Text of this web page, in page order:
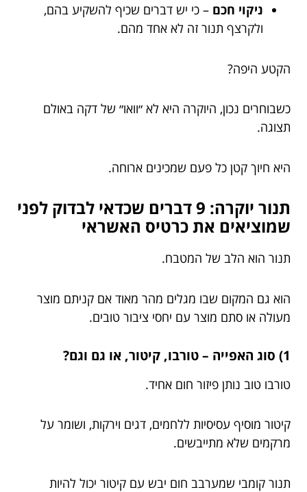
ניקוי חכם – כי יש דברים שכיף להשקיע בהם,
ולקרצף תנור זה לא אחד מהם.
הקטע היפה?
כשבוחרים נכון, היוקרה היא לא ״וואו״ של דקה באולם
תצוגה.
היא חיוך קטן כל פעם שמכינים ארוחה.
תנור יוקרה: 9 דברים שכדאי לבדוק לפני
שמוציאים את כרטיס האשראי
תנור הוא הלב של המטבח.
הוא גם המקום שבו מגלים מהר מאוד אם קניתם מוצר
מעולה או סתם מוצר עם יחסי ציבור טובים.
1) סוג האפייה – טורבו, קיטור, או גם וגם?
טורבו טוב נותן פיזור חום אחיד.
קיטור מוסיף עסיסיות ללחמים, דגים וירקות, ושומר על
מרקמים שלא מתייבשים.
תנור קומבי שמערבב חום יבש עם קיטור יכול להיות